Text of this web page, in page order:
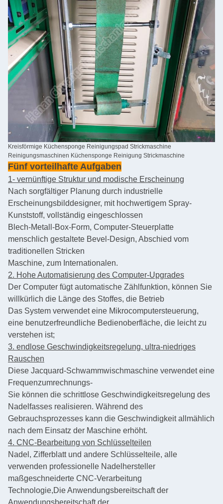
Kreisförmige Küchensponge Reinigungspad Strickmaschine
Reinigungsmaschinen Küchensponge Reinigung Strickmaschine
Fünf vorteilhafte Aufgaben
1- vernünftige Struktur und modische Erscheinung
Nach sorgfältiger Planung durch industrielle
Erscheinungsbilddesigner, mit hochwertigem Spray-
Kunststoff, vollständig eingeschlossen
Blech-Metall-Box-Form, Computer-Steuerplatte
menschlich gestaltete Bevel-Design, Abschied vom
traditionellen Stricken
Maschine, zum Internationalen.
2. Hohe Automatisierung des Computer-Upgrades
Der Computer fügt automatische Zählfunktion, können Sie
willkürlich die Länge des Stoffes, die Betrieb
Das System verwendet eine Mikrocomputersteuerung,
eine benutzerfreundliche Bedienoberfläche, die leicht zu
verstehen ist;
3. endlose Geschwindigkeitsregelung, ultra-niedriges
Rauschen
Diese Jacquard-Schwammwischmaschine verwendet eine
Frequenzumrechnungs-
Sie können die schrittlose Geschwindigkeitsregelung des
Nadelfasses realisieren. Während des
Gebrauchsprozesses kann die Geschwindigkeit allmählich
nach dem Einsatz der Maschine erhöht.
4. CNC-Bearbeitung von Schlüsselteilen
Nadel, Zifferblatt und andere Schlüsselteile, alle
verwenden professionelle Nadelhersteller
maßgeschneiderte CNC-Verarbeitung
Technologie,Die Anwendungsbereitschaft der
Anwendungsbereitschaft der